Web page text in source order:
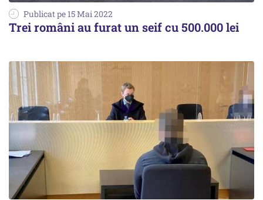
Publicat pe 15 Mai 2022
Trei români au furat un seif cu 500.000 lei